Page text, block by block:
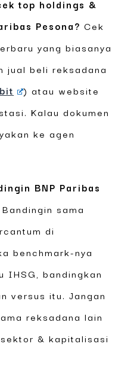
top holdings &
Pesona? Cek
yang biasanya
jual beli reksadana
) atau website
Kalau dokumen
ke agen
BNP Paribas
Bandingin sama
di
benchmark-nya
IHSG, bandingkan
versus itu. Jangan
reksadana lain
& kapitalisasi